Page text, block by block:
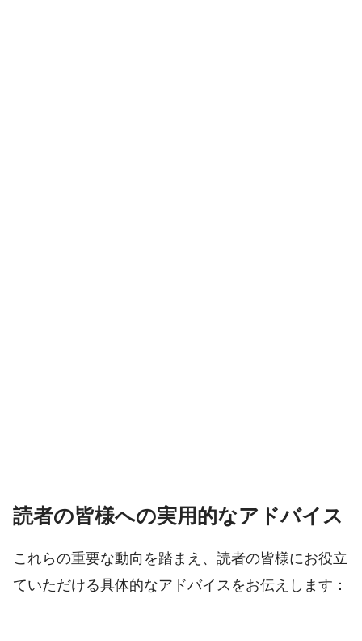
読者の皆様への実用的なアドバイス
これらの重要な動向を踏まえ、読者の皆様にお役立
ていただける具体的なアドバイスをお伝えします：